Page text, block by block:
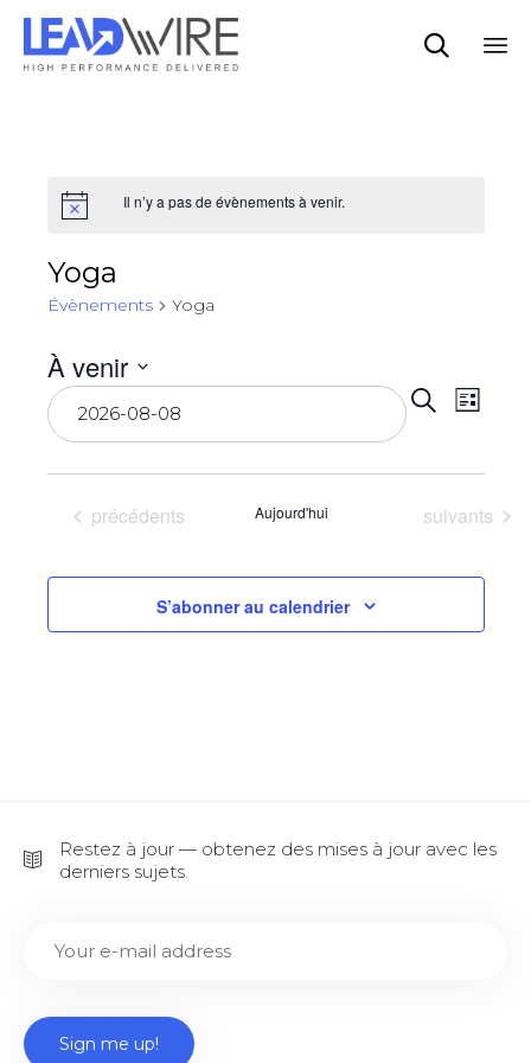

Il n’y a pas de évènements à venir.
Yoga
Évènements Yoga
et
de
vues
Recherche
Liste
À venir
Sélectionnez
une
date.
Évènements
précédents Aujourd'hui Évènements
suivants
S’abonner au calendrier
Restez à jour — obtenez des mises à jour avec les
derniers sujets.